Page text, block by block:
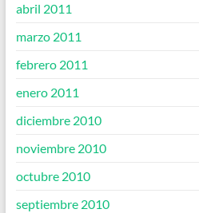
abril 2011
marzo 2011
febrero 2011
enero 2011
diciembre 2010
noviembre 2010
octubre 2010
septiembre 2010